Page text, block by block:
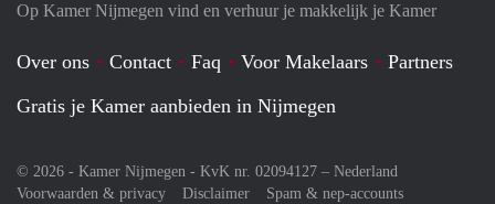
Op Kamer Nijmegen vind en verhuur je makkelijk je Kamer
Over ons Contact Faq Voor Makelaars
Partners
Gratis je Kamer aanbieden in Nijmegen
© 2026 - Kamer Nijmegen - KvK nr. 02094127 – Nederland
Voorwaarden & privacy
Disclaimer Spam & nep-accounts